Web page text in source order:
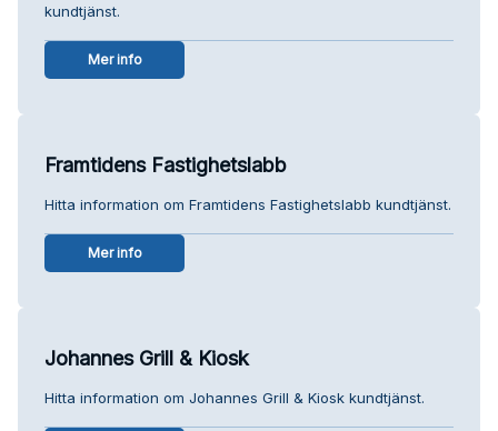
kundtjänst.
Mer info
Framtidens Fastighetslabb
Hitta information om Framtidens Fastighetslabb kundtjänst.
Mer info
Johannes Grill & Kiosk
Hitta information om Johannes Grill & Kiosk kundtjänst.